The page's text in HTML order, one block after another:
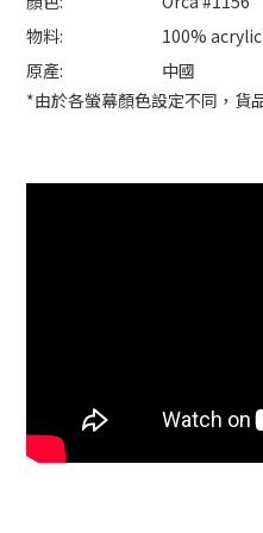
物料:
100% acrylic
原產:
中國
*由於各螢幕顏色設定不同，貨